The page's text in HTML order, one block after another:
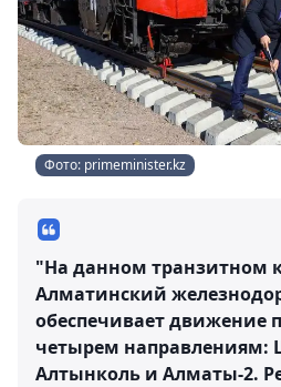
Фото: primeminister.kz
"На данном транзитном
Алматинский
обеспечивает движение
четырем направлениям:
Алтынколь и Алматы-2.